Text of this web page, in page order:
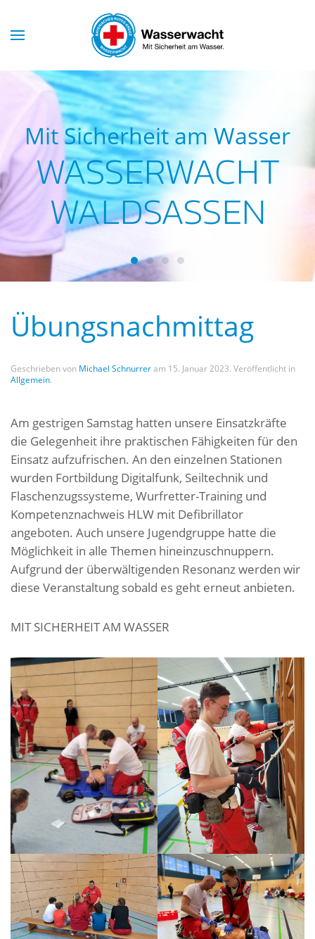
Skip to main content
Mit Sicherheit am Wasser
WASSERWACHT
WALDSASSEN
Wasserwacht Waldsassen
Wasserwacht Waldsassen
Wasserwacht Waldsassen
Übungsnachmittag
Geschrieben von Michael Schnurreram 15. Januar 2023. Veröffentlicht in
Allgemein.
Am gestrigen Samstag hatten unsere Einsatzkräfte
die Gelegenheit ihre praktischen Fähigkeiten für den
Einsatz aufzufrischen. An den einzelnen Stationen
wurden Fortbildung Digitalfunk, Seiltechnik und
Flaschenzugssysteme, Wurfretter-Training und
Kompetenznachweis HLW mit Defibrillator
angeboten. Auch unsere Jugendgruppe hatte die
Möglichkeit in alle Themen hineinzuschnuppern.
Aufgrund der überwältigenden Resonanz werden wir
diese Veranstaltung sobald es geht erneut anbieten.
MIT SICHERHEIT AM WASSER